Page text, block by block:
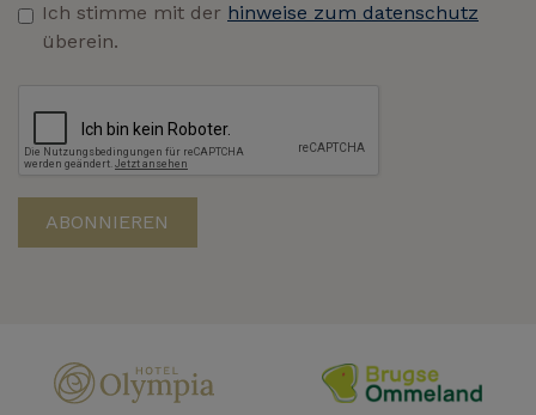
Ich stimme mit der hinweise zum datenschutz
überein.